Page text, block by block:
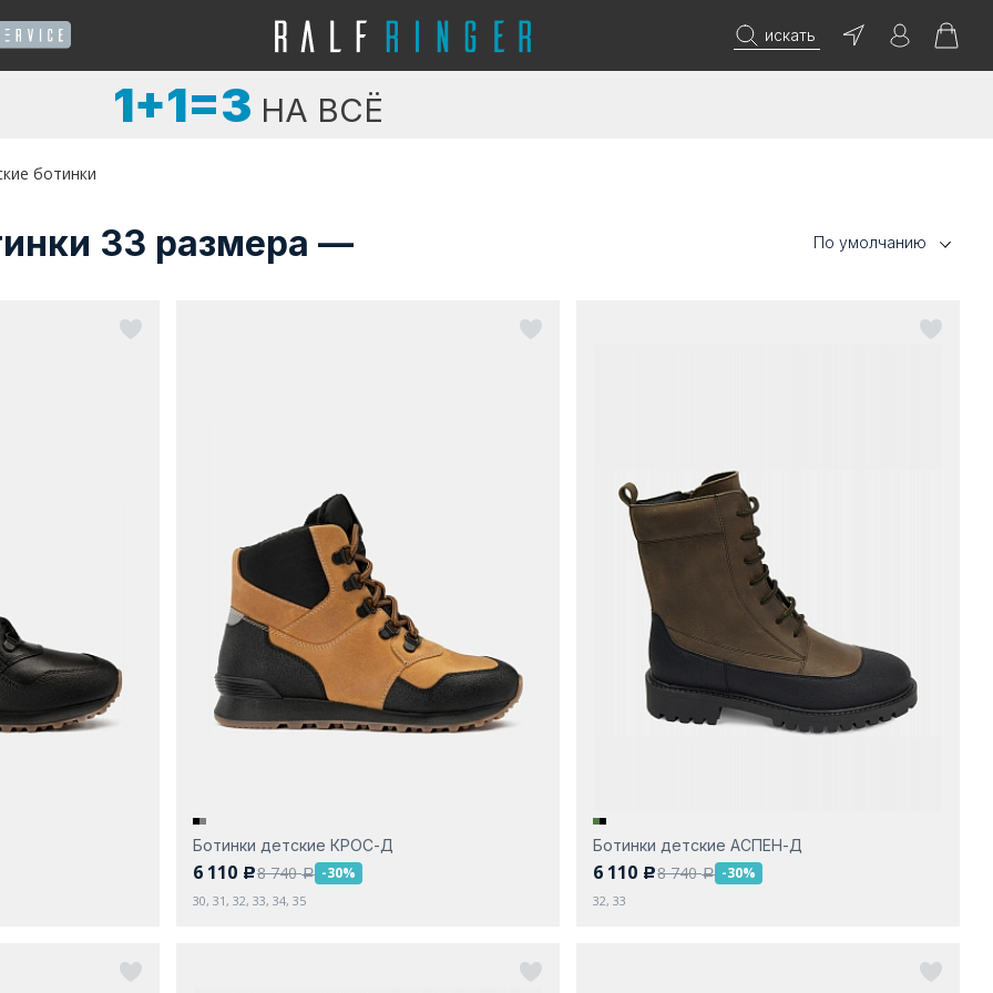
искать
1+1=3 НА ВСЁ
ботинки
33 размера — По умолчанию
Ботинки детские КРОС-Д
6 110 c8 740a -30%
30, 31, 32, 33, 34, 35
Ботинки детские АСПЕН-Д
6 110 c8 740a -30%
32, 33